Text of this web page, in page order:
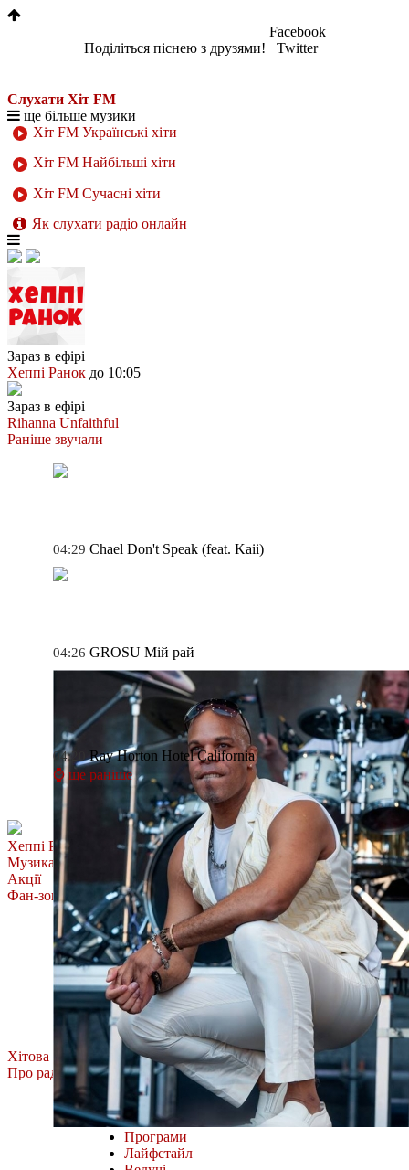
Поділіться піснею з друзями!
Facebook
Twitter
Слухати Хіт FM
ще більше музики
Хіт FM Українські хіти
Хіт FM Найбільші хіти
Хіт FM Сучасні хіти
Як слухати радіо онлайн
Зараз в ефірі
Хеппі Ранок до 10:05
Зараз в ефірі
Rihanna Unfaithful
Раніше звучали
04:29 Chael Don't Speak (feat. Kaii)
04:26 GROSU Мій рай
04:20 Ray Horton Hotel California
⌚ ще раніше
Хеппі Ранок
Музика
Акції
Фан-зона
Олена Тополя
MÉLOVIN
ROXOLANA
Тоня Матвієнко
Фан-зона Хіт FM.
Наш відбір
Всі випуски
Хітова Дюжина
Про радіо
Міста і частоти
Як слухати онлайн
Програми
Лайфстайл